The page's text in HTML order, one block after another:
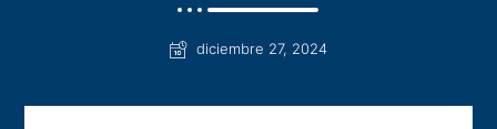
diciembre 27, 2024